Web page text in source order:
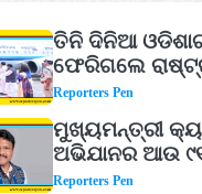
ତିନି ଦିନିଆ
ଫେରିଗଲେ
Reporters Pen
ମୁଖ୍ୟମନ୍ତ୍ରୀ
ଅଭିଯାନର ଆଉ
ପ୍ୟାକେଜ ସାମିଲ